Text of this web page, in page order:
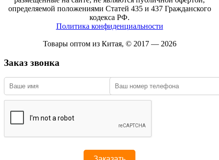
определяемой положениями Статей 435 и 437 Гражданского
кодекса РФ.
Политика конфиденциальности
Товары оптом из Китая, © 2017 — 2026
Заказ звонка